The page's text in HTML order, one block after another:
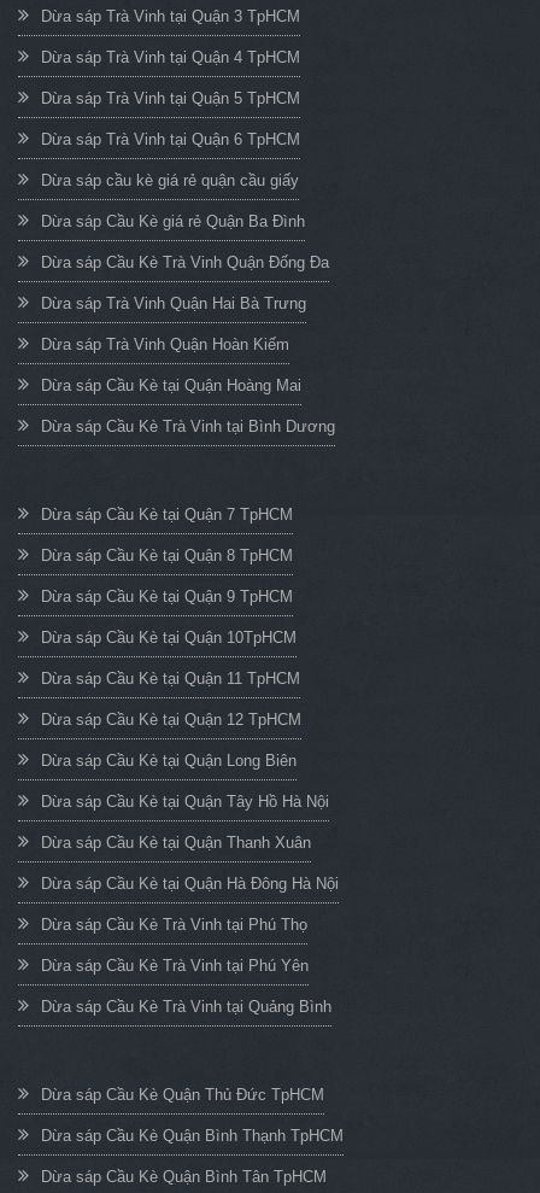
Dừa sáp Trà Vinh tại Quận 3 TpHCM
Dừa sáp Trà Vinh tại Quận 4 TpHCM
Dừa sáp Trà Vinh tại Quận 5 TpHCM
Dừa sáp Trà Vinh tại Quận 6 TpHCM
Dừa sáp cầu kè giá rẻ quận cầu giấy
Dừa sáp Cầu Kè giá rẻ Quận Ba Đình
Dừa sáp Cầu Kè Trà Vinh Quận Đống Đa
Dừa sáp Trà Vinh Quận Hai Bà Trưng
Dừa sáp Trà Vinh Quận Hoàn Kiếm
Dừa sáp Cầu Kè tại Quận Hoàng Mai
Dừa sáp Cầu Kè Trà Vinh tại Bình Dương
Dừa sáp Cầu Kè tại Quận 7 TpHCM
Dừa sáp Cầu Kè tại Quận 8 TpHCM
Dừa sáp Cầu Kè tại Quận 9 TpHCM
Dừa sáp Cầu Kè tại Quận 10TpHCM
Dừa sáp Cầu Kè tại Quận 11 TpHCM
Dừa sáp Cầu Kè tại Quận 12 TpHCM
Dừa sáp Cầu Kè tại Quận Long Biên
Dừa sáp Cầu Kè tại Quận Tây Hồ Hà Nội
Dừa sáp Cầu Kè tại Quận Thanh Xuân
Dừa sáp Cầu Kè tại Quận Hà Đông Hà Nội
Dừa sáp Cầu Kè Trà Vinh tại Phú Thọ
Dừa sáp Cầu Kè Trà Vinh tại Phú Yên
Dừa sáp Cầu Kè Trà Vinh tại Quảng Bình
Dừa sáp Cầu Kè Quận Thủ Đức TpHCM
Dừa sáp Cầu Kè Quận Bình Thạnh TpHCM
Dừa sáp Cầu Kè Quận Bình Tân TpHCM